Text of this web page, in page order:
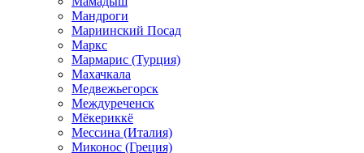
Мандроги
Мариинский Посад
Маркс
Мармарис (Турция)
Махачкала
Медвежьегорск
Междуреченск
Мёкериккё
Мессина (Италия)
Миконос (Греция)